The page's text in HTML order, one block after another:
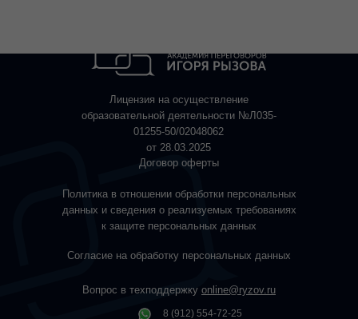
Договор оферты
Лицензия на осуществление
образовательной деятельности №Л035-
01255-50/02048062
от 28.03.2025
Политика в отношении обработки персональных
данных и сведения о реализуемых требованиях
к защите персональных данных
Вопрос в техподдержку online@ryzov.ru
Согласие на обработку персональных данных
8 (912) 554-72-25